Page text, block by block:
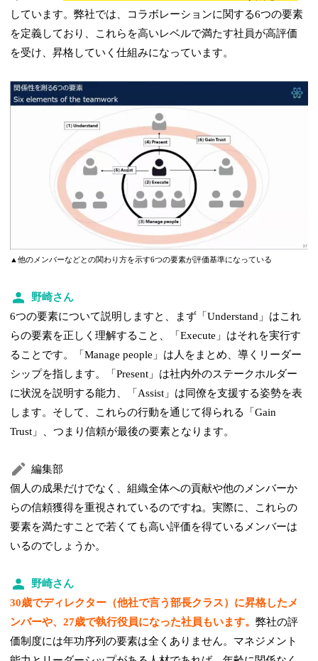
しています。弊社では、コラボレーションに関する6つの要素
を定義しており、これらを高いレベルで満たす社員が高評価
を受け、昇格していく仕組みになっています。
▲他のメンバーなどとの関わり方を示す6つの要素が評価基準になっている
野崎さん
6つの要素について説明しますと、まず「Understand」はこれ
らの要素を正しく理解すること、「Execute」はそれを実行す
ることです。「Manage people」は人をまとめ、導くリーダー
シップを指します。「Present」は社内外のステークホルダー
に状況を説明する能力、「Assist」は同僚を支援する姿勢を表
します。そして、これらの行動を通じて得られる「Gain
Trust」、つまり信頼が最後の要素となります。
編集部
個人の成果だけでなく、組織全体への貢献や他のメンバーか
らの信頼獲得を重視されているのですね。実際に、これらの
要素を満たすことで若くても高い評価を得ているメンバーは
いるのでしょうか。
野崎さん
30歳でディレクター（他社で言う部長クラス）に昇格したメ
ンバーや、27歳で執行役員になった社員もいます。弊社の評
価制度には年功序列の要素は全くありません。マネジメント